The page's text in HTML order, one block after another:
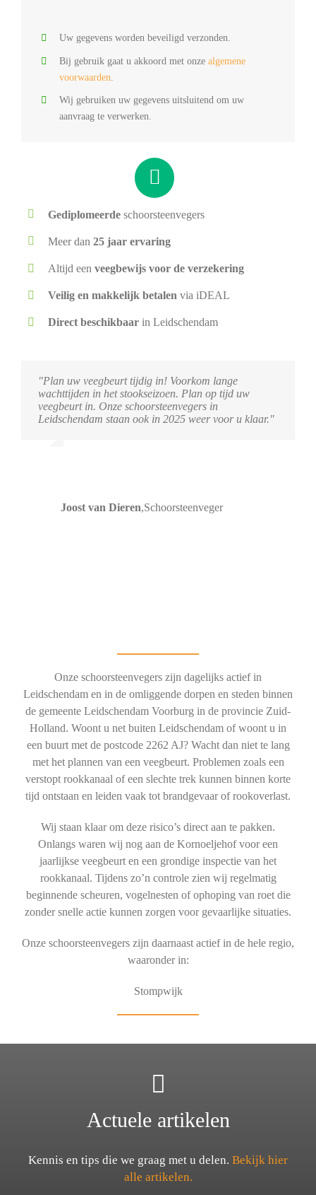
Uw gegevens worden beveiligd verzonden.
Bij gebruik gaat u akkoord met onze algemene
voorwaarden
Wij gebruiken uw gegevens uitsluitend om uw
aanvraag te verwerken.
Gediplomeerde schoorsteenvegers
Meer dan25 jaar ervaring
Altijd eenveegbewijs voor de verzekering
Veilig en makkelijk betalen via iDEAL
Direct beschikbaar in Leidschendam
"Plan uw veegbeurt tijdig in! Voorkom lange
wachttijden in het stookseizoen. Plan op tijd uw
veegbeurt in. Onze schoorsteenvegers in
Leidschendam staan ook in 2025 weer voor u klaar."
Joost van Dieren,Schoorsteenveger
Onze schoorsteenvegers zijn dagelijks actief in
Leidschendam en in de omliggende dorpen en steden binnen
de gemeente Leidschendam Voorburg in de provincie Zuid-
Holland. Woont u net buiten Leidschendam of woont u in
een buurt met de postcode 2262 AJ? Wacht dan niet te lang
met het plannen van een veegbeurt. Problemen zoals een
verstopt rookkanaal of een slechte trek kunnen binnen korte
tijd ontstaan en leiden vaak tot brandgevaar of rookoverlast.
Wij staan klaar om deze risico’s direct aan te pakken.
Onlangs waren wij nog aan de Kornoeljehof voor een
jaarlijkse veegbeurt en een grondige inspectie van het
rookkanaal. Tijdens zo’n controle zien wij regelmatig
beginnende scheuren, vogelnesten of ophoping van roet die
zonder snelle actie kunnen zorgen voor gevaarlijke situaties.
Onze schoorsteenvegers zijn daarnaast actief in de hele regio,
waaronder in:
Stompwijk
Actuele artikelen
Kennis en tips die we graag met u delen. Bekijk hier
alle artikelen.